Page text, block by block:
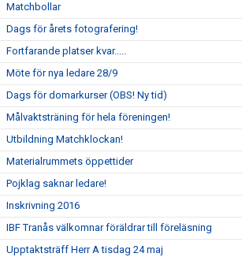
Matchbollar
Dags för årets fotografering!
Fortfarande platser kvar.....
Möte för nya ledare 28/9
Dags för domarkurser (OBS! Ny tid)
Målvaktsträning för hela föreningen!
Utbildning Matchklockan!
Materialrummets öppettider
Pojklag saknar ledare!
Inskrivning 2016
IBF Tranås välkomnar föräldrar till föreläsning
Upptaktsträff Herr A tisdag 24 maj